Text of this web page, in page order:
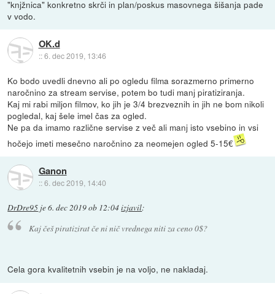
"knjžnica" konkretno skrči in plan/poskus masovnega šišanja pade
v vodo.
OK.d
::6. dec 2019, 13:46
Ko bodo uvedli dnevno ali po ogledu filma sorazmerno primerno
naročnino za stream servise, potem bo tudi manj piratiziranja.
Kaj mi rabi miljon filmov, ko jih je 3/4 brezveznih in jih ne bom nikoli
pogledal, kaj šele imel čas za ogled.
Ne pa da imamo različne servise z več ali manj isto vsebino in vsi
hočejo imeti mesečno naročnino za neomejen ogled 5-15€
Ganon
::6. dec 2019, 14:40
DrDre95 je6. dec 2019 ob 12:04izjavil:
Kaj češ piratizirat če ni nič vrednega niti za ceno 0$?
Cela gora kvalitetnih vsebin je na voljo, ne nakladaj.